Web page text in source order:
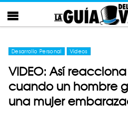
Desarrollo Personal Videos
VIDEO: Así
cuando un hombre
una mujer